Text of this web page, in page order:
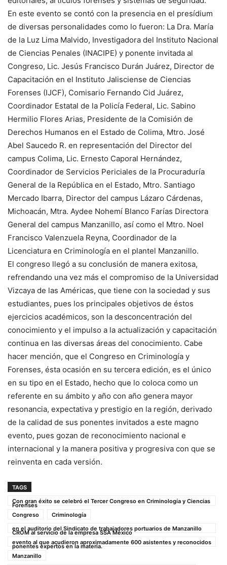
En este evento se contó con la presencia en el presídium
de diversas personalidades como lo fueron: La Dra. María
de la Luz Lima Malvido, Investigadora del Instituto Nacional
de Ciencias Penales (INACIPE) y ponente invitada al
Congreso, Lic. Jesús Francisco Durán Juárez, Director de
Capacitación en el Instituto Jalisciense de Ciencias
Forenses (IJCF), Comisario Fernando Cid Juárez,
Coordinador Estatal de la Policía Federal, Lic. Sabino
Hermilio Flores Arias, Presidente de la Comisión de
Derechos Humanos en el Estado de Colima, Mtro. José
Abel Saucedo R. en representación del Director del
campus Colima, Lic. Ernesto Caporal Hernández,
Coordinador de Servicios Periciales de la Procuraduría
General de la República en el Estado, Mtro. Santiago
Mercado Ibarra, Director del campus Lázaro Cárdenas,
Michoacán, Mtra. Aydee Nohemí Blanco Farías Directora
General del campus Manzanillo, así como el Mtro. Noel
Francisco Valenzuela Reyna, Coordinador de la
Licenciatura en Criminología en el plantel Manzanillo.
El congreso llegó a su conclusión de manera exitosa,
refrendando una vez más el compromiso de la Universidad
Vizcaya de las Américas, que tiene con la sociedad y sus
estudiantes, pues los principales objetivos de éstos
ejercicios académicos, son la desconcentración del
conocimiento y el impulso a la actualización y capacitación
continua en las diversas áreas del conocimiento. Cabe
hacer mención, que el Congreso en Criminología y
Forenses, ésta ocasión en su tercera edición, es el único
en su tipo en el Estado, hecho que lo coloca como un
referente en su ámbito y año con año genera mayor
resonancia, expectativa y prestigio en la región, derivado
de la calidad de sus ponentes invitados a este magno
evento, pues gozan de reconocimiento nacional e
internacional y la manera positiva y progresiva con que se
reinventa en cada versión.
TAGS
Con gran éxito se celebró el Tercer Congreso en Criminología y Ciencias
Forenses
Congreso
Criminología
en el auditorio del Sindicato de trabajadores portuarios de Manzanillo
CROM al servicio de la empresa SSA México
evento al que acudieron aproximadamente 600 asistentes y reconocidos
ponentes expertos en la materia.
Manzanillo